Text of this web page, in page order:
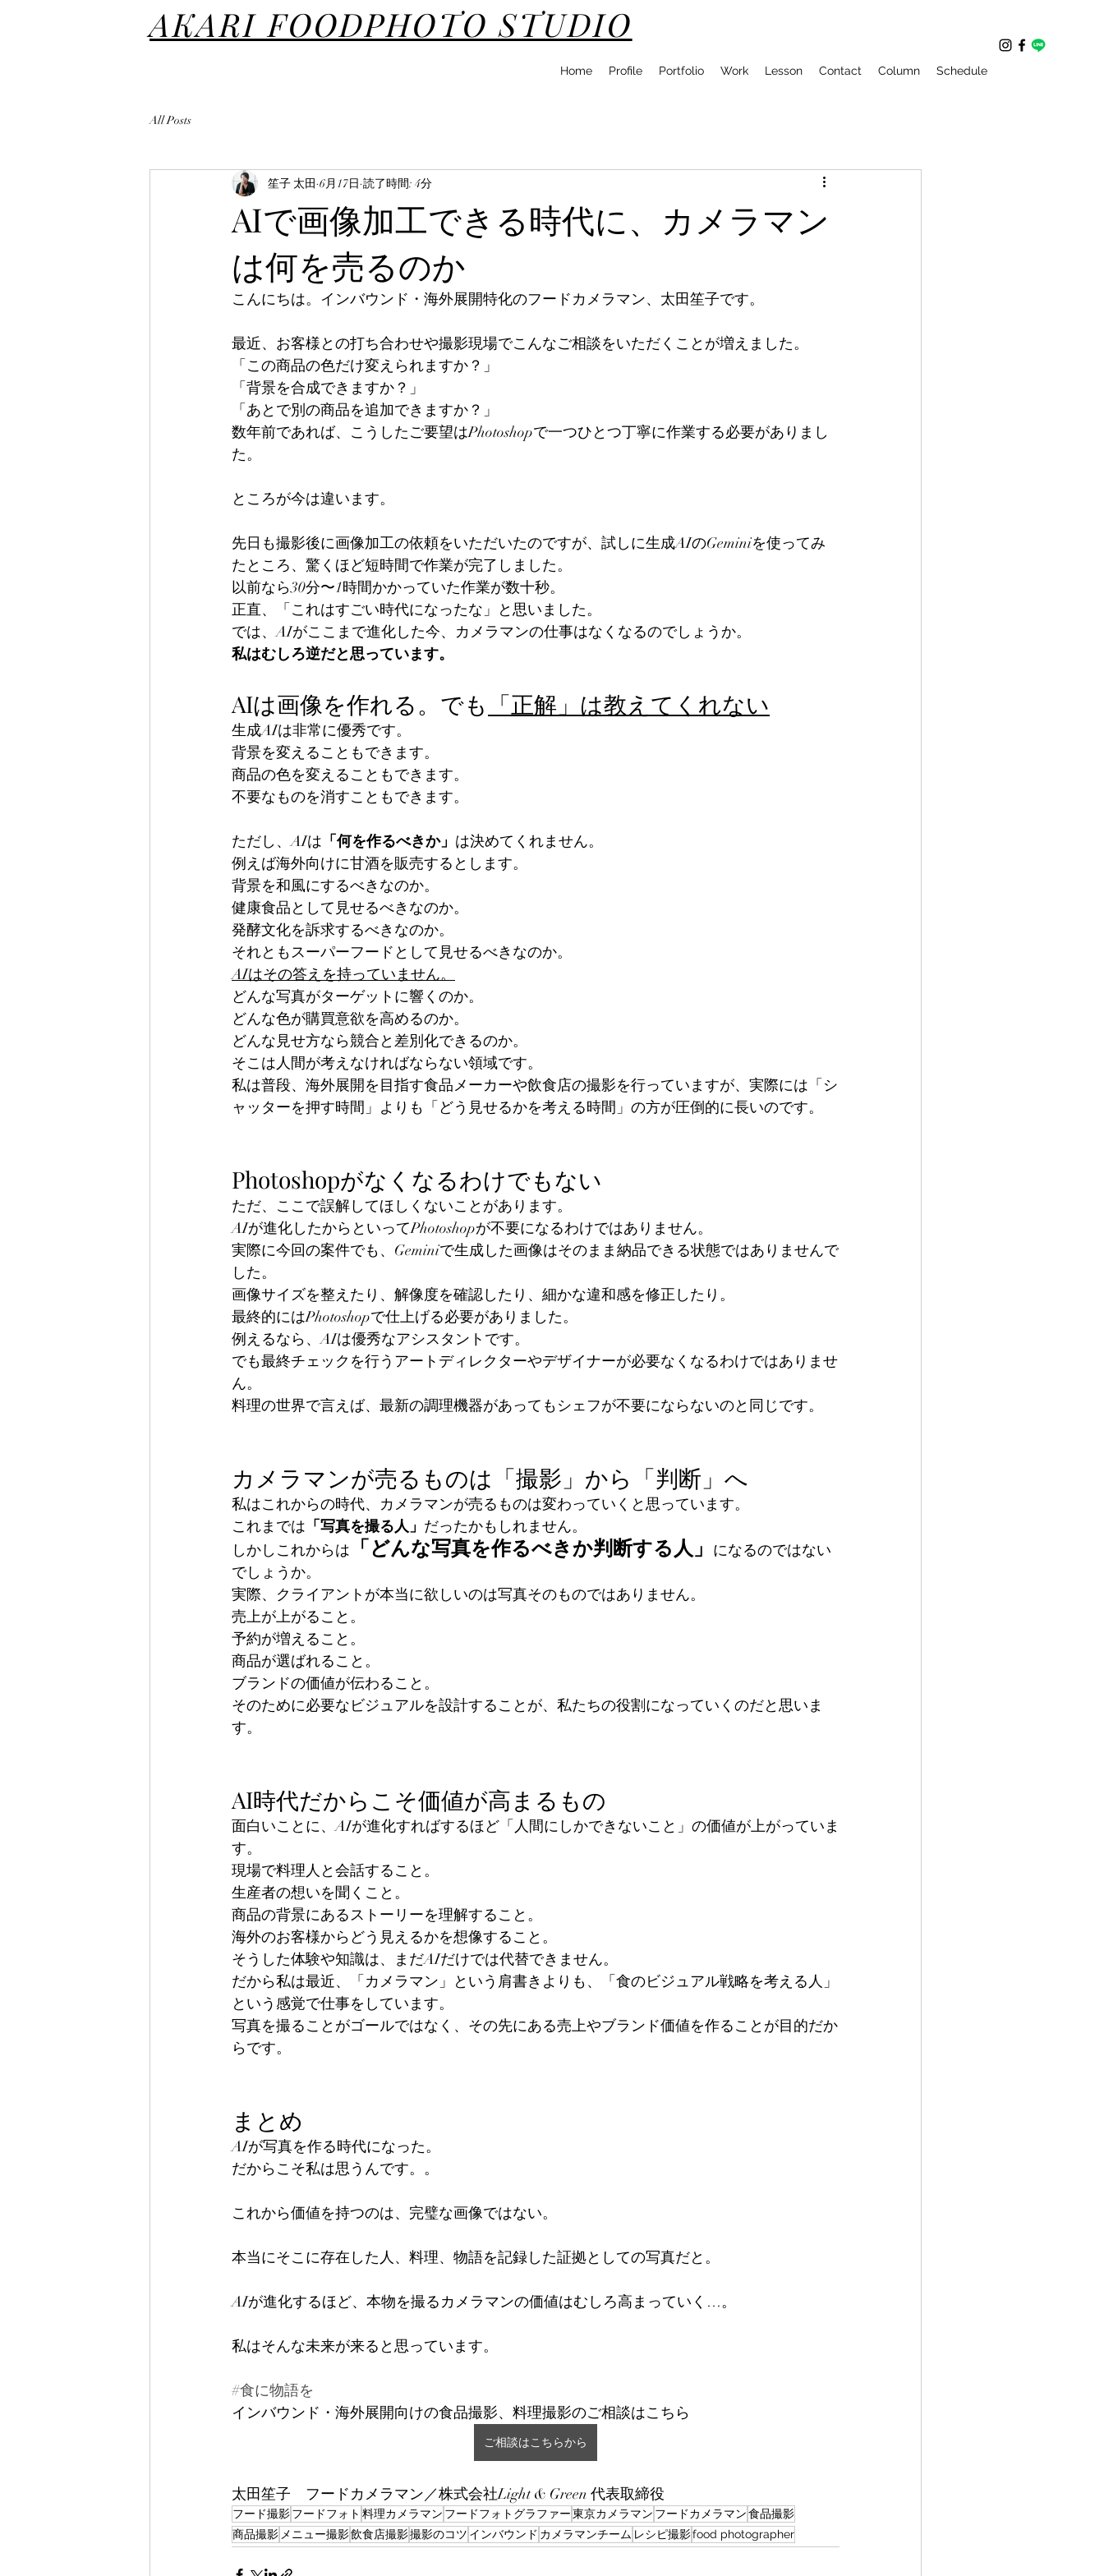
AKARI FOODPHOTO STUDIO
Home Profile Portfolio Work Lesson Contact Column Schedule
All Posts
AIで画像加工できる時代に、カメラマン
は何を売るのか
笙子 太田 6月17日 読了時間: 4分
こんにちは。インバウンド・海外展開特化のフードカメラマン、太田笙子です。
最近、お客様との打ち合わせや撮影現場でこんなご相談をいただくことが増えました。
「この商品の色だけ変えられますか？」
「背景を合成できますか？」
「あとで別の商品を追加できますか？」
数年前であれば、こうしたご要望はPhotoshopで一つひとつ丁寧に作業する必要がありまし
た。
ところが今は違います。
先日も撮影後に画像加工の依頼をいただいたのですが、試しに生成AIのGeminiを使ってみ
たところ、驚くほど短時間で作業が完了しました。
以前なら30分〜1時間かかっていた作業が数十秒。
正直、「これはすごい時代になったな」と思いました。
では、AIがここまで進化した今、カメラマンの仕事はなくなるのでしょうか。
私はむしろ逆だと思っています。
AIは画像を作れる。でも 「正解」は教えてくれない
生成AIは非常に優秀です。
背景を変えることもできます。
商品の色を変えることもできます。
不要なものを消すこともできます。
ただし、AIは 「何を作るべきか」 は決めてくれません。
例えば海外向けに甘酒を販売するとします。
背景を和風にするべきなのか。
健康食品として見せるべきなのか。
発酵文化を訴求するべきなのか。
それともスーパーフードとして見せるべきなのか。
AIはその答えを持っていません。
どんな写真がターゲットに響くのか。
どんな色が購買意欲を高めるのか。
どんな見せ方なら競合と差別化できるのか。
そこは人間が考えなければならない領域です。
私は普段、海外展開を目指す食品メーカーや飲食店の撮影を行っていますが、実際には「シ
ャッターを押す時間」よりも「どう見せるかを考える時間」の方が圧倒的に長いのです。
Photoshopがなくなるわけでもない
ただ、ここで誤解してほしくないことがあります。
AIが進化したからといってPhotoshopが不要になるわけではありません。
実際に今回の案件でも、Geminiで生成した画像はそのまま納品できる状態ではありませんで
した。
画像サイズを整えたり、解像度を確認したり、細かな違和感を修正したり。
最終的にはPhotoshopで仕上げる必要がありました。
例えるなら、AIは優秀なアシスタントです。
でも最終チェックを行うアートディレクターやデザイナーが必要なくなるわけではありませ
ん。
料理の世界で言えば、最新の調理機器があってもシェフが不要にならないのと同じです。
カメラマンが売るものは「撮影」から「判断」へ
私はこれからの時代、カメラマンが売るものは変わっていくと思っています。
これまでは 「写真を撮る人」 だったかもしれません。
しかしこれからは
「どんな写真を作るべきか判断する人」
になるのではない
でしょうか。
実際、クライアントが本当に欲しいのは写真そのものではありません。
売上が上がること。
予約が増えること。
商品が選ばれること。
ブランドの価値が伝わること。
そのために必要なビジュアルを設計することが、私たちの役割になっていくのだと思いま
す。
AI時代だからこそ価値が高まるもの
面白いことに、AIが進化すればするほど「人間にしかできないこと」の価値が上がっていま
す。
現場で料理人と会話すること。
生産者の想いを聞くこと。
商品の背景にあるストーリーを理解すること。
海外のお客様からどう見えるかを想像すること。
そうした体験や知識は、まだAIだけでは代替できません。
だから私は最近、「カメラマン」という肩書きよりも、「食のビジュアル戦略を考える人」
という感覚で仕事をしています。
写真を撮ることがゴールではなく、その先にある売上やブランド価値を作ることが目的だか
らです。
まとめ
AIが写真を作る時代になった。
だからこそ私は思うんです。。
これから価値を持つのは、完璧な画像ではない。
本当にそこに存在した人、料理、物語を記録した証拠としての写真だと。
AIが進化するほど、本物を撮るカメラマンの価値はむしろ高まっていく…。
私はそんな未来が来ると思っています。
#食に物語を
インバウンド・海外展開向けの食品撮影、料理撮影のご相談はこちら
ご相談はこちらから
太田笙子　フードカメラマン／株式会社Light & Green 代表取締役
フード撮影フードフォト 料理カメラマン フードフォトグラファー東京カメラマン フードカメラマン食品撮影
商品撮影 メニュー撮影飲食店撮影撮影のコツ インバウンド カメラマンチーム レシピ撮影food photographer